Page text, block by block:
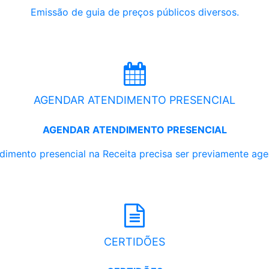
Emissão de guia de preços públicos diversos.
AGENDAR ATENDIMENTO PRESENCIAL
AGENDAR ATENDIMENTO PRESENCIAL
presencial na Receita precisa ser previamente
CERTIDÕES